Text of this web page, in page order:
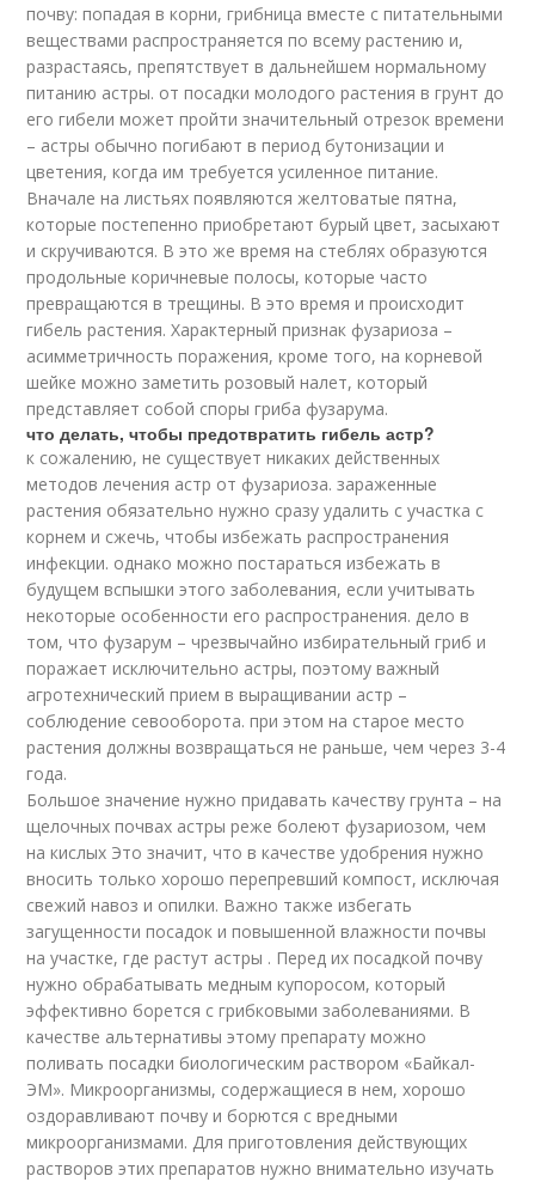
почву: попадая в корни, грибница вместе с питательными
веществами распространяется по всему растению и,
разрастаясь, препятствует в дальнейшем нормальному
питанию астры. от посадки молодого растения в грунт до
его гибели может пройти значительный отрезок времени
– астры обычно погибают в период бутонизации и
цветения, когда им требуется усиленное питание.
Вначале на листьях появляются желтоватые пятна,
которые постепенно приобретают бурый цвет, засыхают
и скручиваются. В это же время на стеблях образуются
продольные коричневые полосы, которые часто
превращаются в трещины. В это время и происходит
гибель растения. Характерный признак фузариоза –
асимметричность поражения, кроме того, на корневой
шейке можно заметить розовый налет, который
представляет собой споры гриба фузарума.
что делать, чтобы предотвратить гибель астр?
к сожалению, не существует никаких действенных
методов лечения астр от фузариоза. зараженные
растения обязательно нужно сразу удалить с участка с
корнем и сжечь, чтобы избежать распространения
инфекции. однако можно постараться избежать в
будущем вспышки этого заболевания, если учитывать
некоторые особенности его распространения. дело в
том, что фузарум – чрезвычайно избирательный гриб и
поражает исключительно астры, поэтому важный
агротехнический прием в выращивании астр –
соблюдение севооборота. при этом на старое место
растения должны возвращаться не раньше, чем через 3-4
года.
Большое значение нужно придавать качеству грунта – на
щелочных почвах астры реже болеют фузариозом, чем
на кислых Это значит, что в качестве удобрения нужно
вносить только хорошо перепревший компост, исключая
свежий навоз и опилки. Важно также избегать
загущенности посадок и повышенной влажности почвы
на участке, где растут астры . Перед их посадкой почву
нужно обрабатывать медным купоросом, который
эффективно борется с грибковыми заболеваниями. В
качестве альтернативы этому препарату можно
поливать посадки биологическим раствором «Байкал-
ЭМ». Микроорганизмы, содержащиеся в нем, хорошо
оздоравливают почву и борются с вредными
микроорганизмами. Для приготовления действующих
растворов этих препаратов нужно внимательно изучать